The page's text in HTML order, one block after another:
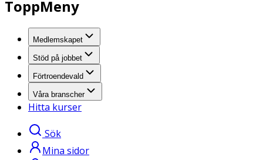
ToppMeny
Medlemskapet
Stöd på jobbet
Förtroendevald
Våra branscher
Hitta kurser
Sök
Mina sidor